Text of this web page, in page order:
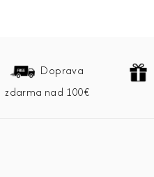
Doprava
zdarma nad 100€